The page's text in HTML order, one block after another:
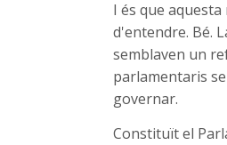
I és que
d'entendre. Bé.
semblaven un
parlamentaris
governar.
Constituït el